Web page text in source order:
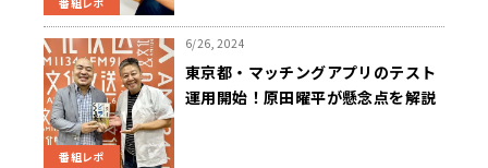
番組レポ
6/26, 2024
東京都・マッチングアプリのテスト
運用開始！原田曜平が懸念点を解説